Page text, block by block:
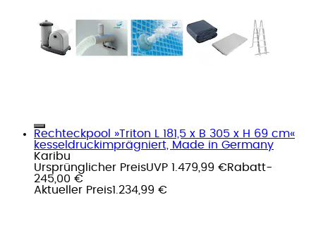
Rechteckpool »Triton L 181,5 x B 305 x H 69 cm«
kesseldruckimprägniert, Made in Germany
Karibu
Ursprünglicher PreisUVP 1.479,99 €Rabatt-
245,00 €
Aktueller Preis1.234,99 €